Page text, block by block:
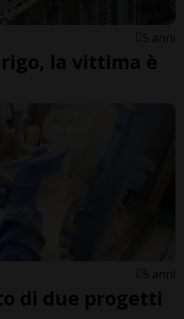
5 anni
la vittima è
5 anni
di due progetti